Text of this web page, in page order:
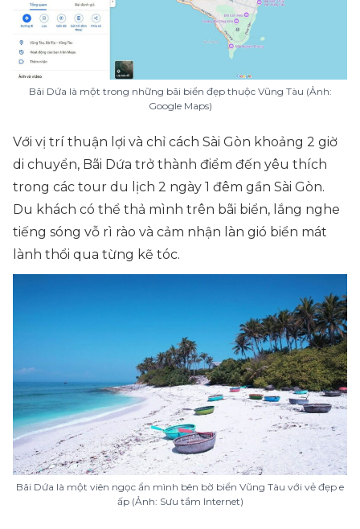
Bãi Dứa là một trong những bãi biển đẹp thuộc Vũng Tàu (Ảnh:
Google Maps)
Với vị trí thuận lợi và chỉ cách Sài Gòn khoảng 2 giờ
di chuyển, Bãi Dứa trở thành điểm đến yêu thích
trong các tour du lịch 2 ngày 1 đêm gần Sài Gòn.
Du khách có thể thả mình trên bãi biển, lắng nghe
tiếng sóng vỗ rì rào và cảm nhận làn gió biển mát
lành thổi qua từng kẽ tóc.
Bãi Dứa là một viên ngọc ẩn mình bên bờ biển Vũng Tàu với vẻ đẹp e
ấp (Ảnh: Sưu tầm Internet)